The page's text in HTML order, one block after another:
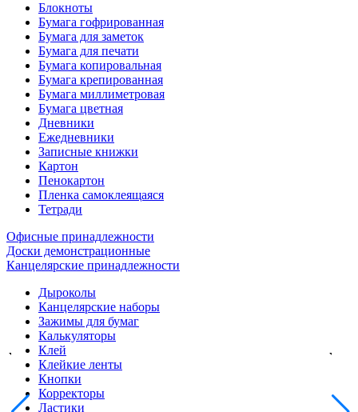
Блокноты
Бумага гофрированная
Бумага для заметок
Бумага для печати
Бумага копировальная
Бумага крепированная
Бумага миллиметровая
Бумага цветная
Дневники
Ежедневники
Записные книжки
Картон
Пенокартон
Пленка самоклеящаяся
Тетради
Офисные принадлежности
Доски демонстрационные
Канцелярские принадлежности
Дыроколы
Канцелярские наборы
Зажимы для бумаг
Калькуляторы
Клей
Клейкие ленты
Кнопки
Корректоры
Ластики